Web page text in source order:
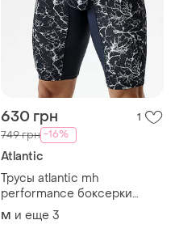
630 грн 1
749 грн -16%
Atlantic
Трусы atlantic mh
performance боксерки
спорт мужские удлиненные
бамбук синие
M и еще 3